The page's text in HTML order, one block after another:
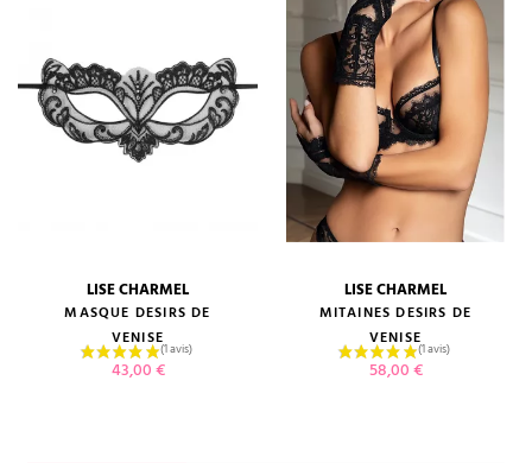
LISE CHARMEL
MASQUE DESIRS DE
VENISE
Prix
43,00 €
LISE CHARMEL
MITAINES DESIRS DE
VENISE
Prix
58,00 €